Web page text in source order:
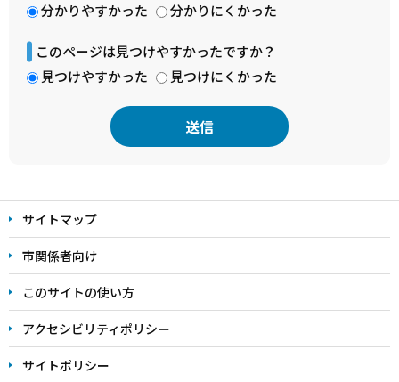
分かりやすかった
分かりにくかった
このページは見つけやすかったですか？
見つけやすかった
見つけにくかった
文
こ
こ
ま
で
サイトマップ
市関係者向け
このサイトの使い方
アクセシビリティポリシー
サイトポリシー